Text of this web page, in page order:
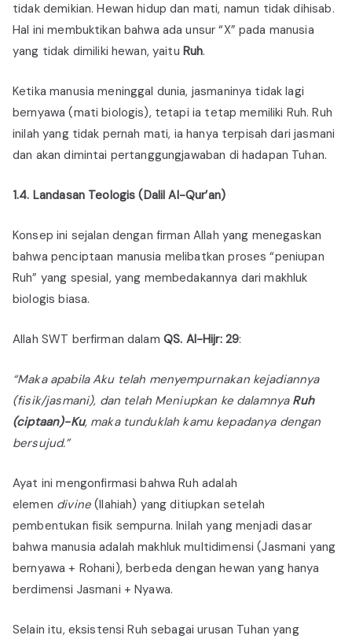
tidak demikian. Hewan hidup dan mati, namun tidak dihisab.
Hal ini membuktikan bahwa ada unsur “X” pada manusia
yang tidak dimiliki hewan, yaitu Ruh.
Ketika manusia meninggal dunia, jasmaninya tidak lagi
bernyawa (mati biologis), tetapi ia tetap memiliki Ruh. Ruh
inilah yang tidak pernah mati, ia hanya terpisah dari jasmani
dan akan dimintai pertanggungjawaban di hadapan Tuhan.
1.4. Landasan Teologis (Dalil Al-Qur’an)
Konsep ini sejalan dengan firman Allah yang menegaskan
bahwa penciptaan manusia melibatkan proses “peniupan
Ruh” yang spesial, yang membedakannya dari makhluk
biologis biasa.
Allah SWT berfirman dalam QS. Al-Hijr: 29:
“Maka apabila Aku telah menyempurnakan kejadiannya
(fisik/jasmani), dan telah Meniupkan ke dalamnya Ruh
(ciptaan)-Ku, maka tunduklah kamu kepadanya dengan
bersujud.”
Ayat ini mengonfirmasi bahwa Ruh adalah
elemen divine(Ilahiah) yang ditiupkan setelah
pembentukan fisik sempurna. Inilah yang menjadi dasar
bahwa manusia adalah makhluk multidimensi (Jasmani yang
bernyawa + Rohani), berbeda dengan hewan yang hanya
berdimensi Jasmani + Nyawa.
Selain itu, eksistensi Ruh sebagai urusan Tuhan yang